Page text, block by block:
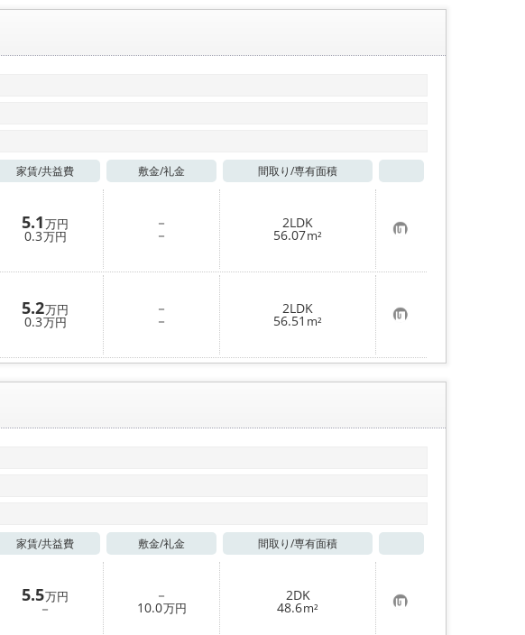
家賃/共益費 敷金/礼金 間取り/専有面積
5.1万円
0.3万円
－
－
2LDK
56.07m² お
気
に
入
り
登
録
5.2万円
0.3万円
－
－
2LDK
56.51 m² お
気
に
入
登
家賃/共益費 敷金/礼金 間取り/専有面積
5.5万円
－
－
10.0万円
2DK
48.6m² お
気